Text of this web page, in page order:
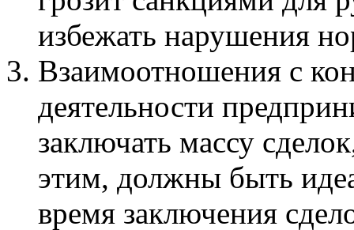
избежать нарушения
Взаимоотношения с
деятельности
заключать массу
этим, должны быть
время заключения